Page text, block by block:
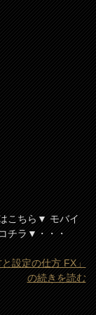
こちら▼ モバイ
チラ▼・・・
設定の仕方 FX」
の続きを読む